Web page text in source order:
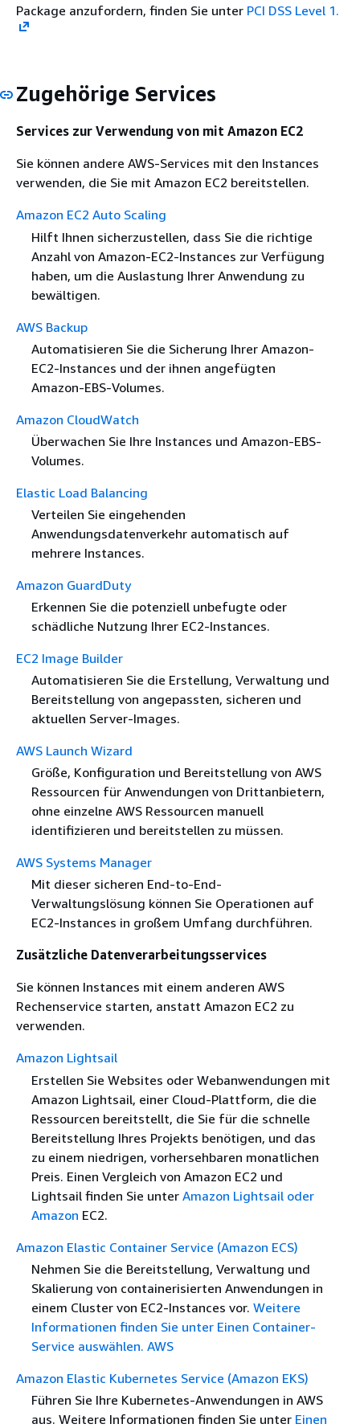
Package anzufordern, finden Sie unter PCI DSS Level 1.
Zugehörige Services
Services zur Verwendung von mit Amazon EC2
Sie können andere AWS-Services mit den Instances
verwenden, die Sie mit Amazon EC2 bereitstellen.
Amazon EC2 Auto Scaling
Hilft Ihnen sicherzustellen, dass Sie die richtige
Anzahl von Amazon-EC2-Instances zur Verfügung
haben, um die Auslastung Ihrer Anwendung zu
bewältigen.
AWS Backup
Automatisieren Sie die Sicherung Ihrer Amazon-
EC2-Instances und der ihnen angefügten
Amazon-EBS-Volumes.
Amazon CloudWatch
Überwachen Sie Ihre Instances und Amazon-EBS-
Volumes.
Elastic Load Balancing
Verteilen Sie eingehenden
Anwendungsdatenverkehr automatisch auf
mehrere Instances.
Amazon GuardDuty
Erkennen Sie die potenziell unbefugte oder
schädliche Nutzung Ihrer EC2-Instances.
EC2 Image Builder
Automatisieren Sie die Erstellung, Verwaltung und
Bereitstellung von angepassten, sicheren und
aktuellen Server-Images.
AWS Launch Wizard
Größe, Konfiguration und Bereitstellung von AWS
Ressourcen für Anwendungen von Drittanbietern,
ohne einzelne AWS Ressourcen manuell
identifizieren und bereitstellen zu müssen.
AWS Systems Manager
Mit dieser sicheren End-to-End-
Verwaltungslösung können Sie Operationen auf
EC2-Instances in großem Umfang durchführen.
Zusätzliche Datenverarbeitungsservices
Sie können Instances mit einem anderen AWS
Rechenservice starten, anstatt Amazon EC2 zu
verwenden.
Amazon Lightsail
Erstellen Sie Websites oder Webanwendungen mit
Amazon Lightsail, einer Cloud-Plattform, die die
Ressourcen bereitstellt, die Sie für die schnelle
Bereitstellung Ihres Projekts benötigen, und das
zu einem niedrigen, vorhersehbaren monatlichen
Preis. Einen Vergleich von Amazon EC2 und
Lightsail finden Sie unter Amazon Lightsail oder
Amazon EC2.
Amazon Elastic Container Service (Amazon ECS)
Nehmen Sie die Bereitstellung, Verwaltung und
Skalierung von containerisierten Anwendungen in
einem Cluster von EC2-Instances vor. Weitere
Informationen finden Sie unter Einen Container-
Service auswählen. AWS
Amazon Elastic Kubernetes Service (Amazon EKS)
Führen Sie Ihre Kubernetes-Anwendungen in AWS
aus. Weitere Informationen finden Sie unter Einen